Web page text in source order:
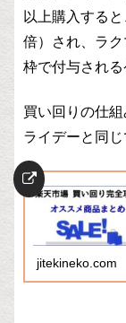
以上購入する
倍）され、ラ
枠で付与される
買い回りの仕
ライデーと同じ
jitekineko.com